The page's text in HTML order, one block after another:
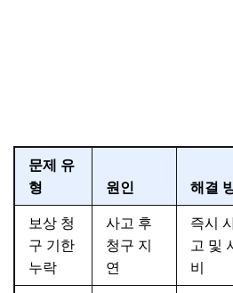
문제 유
형
원인 해결
보상 청
구 기한
누락
사고 후
청구 지
연
즉시
고 및
비